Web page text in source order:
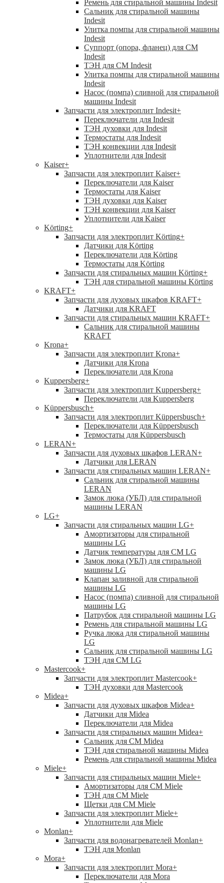
Ремень для стиральной машины Indesit
Сальник для стиральной машины
Indesit
Улитка помпы для стиральной машины
Indesit
Суппорт (опора, фланец) для СМ
Indesit
ТЭН для СМ Indesit
Улитка помпы для стиральной машины
Indesit
Насос (помпа) сливной для стиральной
машины Indesit
Запчасти для электроплит Indesit+
Переключатели для Indesit
ТЭН духовки для Indesit
Термостаты для Indesit
ТЭН конвекции для Indesit
Уплотнители для Indesit
Kaiser+
Запчасти для электроплит Kaiser+
Переключатели для Kaiser
Термостаты для Kaiser
ТЭН духовки для Kaiser
ТЭН конвекции для Kaiser
Уплотнители для Kaiser
Körting+
Запчасти для электроплит Körting+
Датчики для Körting
Переключатели для Körting
Термостаты для Körting
Запчасти для стиральных машин Körting+
ТЭН для стиральной машины Körting
KRAFT+
Запчасти для духовых шкафов KRAFT+
Датчики для KRAFT
Запчасти для стиральных машин KRAFT+
Сальник для стиральной машины
KRAFT
Krona+
Запчасти для электроплит Krona+
Датчики для Krona
Переключатели для Krona
Kuppersberg+
Запчасти для электроплит Kuppersberg+
Переключатели для Kuppersberg
Küppersbusch+
Запчасти для электроплит Küppersbusch+
Переключатели для Küppersbusch
Термостаты для Küppersbusch
LERAN+
Запчасти для духовых шкафов LERAN+
Датчики для LERAN
Запчасти для стиральных машин LERAN+
Сальник для стиральной машины
LERAN
Замок люка (УБЛ) для стиральной
машины LERAN
LG+
Запчасти для стиральных машин LG+
Амортизаторы для стиральной
машины LG
Датчик температуры для СМ LG
Замок люка (УБЛ) для стиральной
машины LG
Клапан заливной для стиральной
машины LG
Насос (помпа) сливной для стиральной
машины LG
Патрубок для стиральной машины LG
Ремень для стиральной машины LG
Ручка люка для стиральной машины
LG
Сальник для стиральной машины LG
ТЭН для СМ LG
Mastercook+
Запчасти для электроплит Mastercook+
ТЭН духовки для Mastercook
Midea+
Запчасти для духовых шкафов Midea+
Датчики для Midea
Переключатели для Midea
Запчасти для стиральных машин Midea+
Сальник для СМ Midea
ТЭН для стиральной машины Midea
Ремень для стиральной машины Midea
Miele+
Запчасти для стиральных машин Miele+
Амортизаторы для СМ Miele
ТЭН для СМ Miele
Щетки для СМ Miele
Запчасти для электроплит Miele+
Уплотнители для Miele
Monlan+
Запчасти для водонагревателей Monlan+
ТЭН для Monlan
Mora+
Запчасти для электроплит Mora+
Переключатели для Mora